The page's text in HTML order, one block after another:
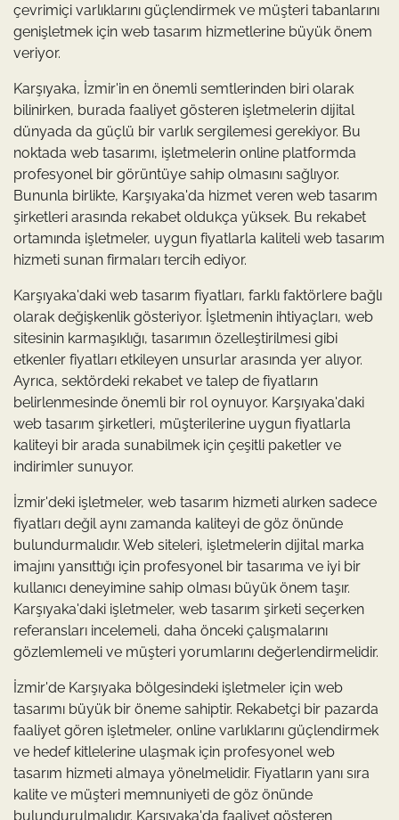
çevrimiçi varlıklarını güçlendirmek ve müşteri tabanlarını
genişletmek için web tasarım hizmetlerine büyük önem
veriyor.
Karşıyaka, İzmir'in en önemli semtlerinden biri olarak
bilinirken, burada faaliyet gösteren işletmelerin dijital
dünyada da güçlü bir varlık sergilemesi gerekiyor. Bu
noktada web tasarımı, işletmelerin online platformda
profesyonel bir görüntüye sahip olmasını sağlıyor.
Bununla birlikte, Karşıyaka'da hizmet veren web tasarım
şirketleri arasında rekabet oldukça yüksek. Bu rekabet
ortamında işletmeler, uygun fiyatlarla kaliteli web tasarım
hizmeti sunan firmaları tercih ediyor.
Karşıyaka'daki web tasarım fiyatları, farklı faktörlere bağlı
olarak değişkenlik gösteriyor. İşletmenin ihtiyaçları, web
sitesinin karmaşıklığı, tasarımın özelleştirilmesi gibi
etkenler fiyatları etkileyen unsurlar arasında yer alıyor.
Ayrıca, sektördeki rekabet ve talep de fiyatların
belirlenmesinde önemli bir rol oynuyor. Karşıyaka'daki
web tasarım şirketleri, müşterilerine uygun fiyatlarla
kaliteyi bir arada sunabilmek için çeşitli paketler ve
indirimler sunuyor.
İzmir'deki işletmeler, web tasarım hizmeti alırken sadece
fiyatları değil aynı zamanda kaliteyi de göz önünde
bulundurmalıdır. Web siteleri, işletmelerin dijital marka
imajını yansıttığı için profesyonel bir tasarıma ve iyi bir
kullanıcı deneyimine sahip olması büyük önem taşır.
Karşıyaka'daki işletmeler, web tasarım şirketi seçerken
referansları incelemeli, daha önceki çalışmalarını
gözlemlemeli ve müşteri yorumlarını değerlendirmelidir.
İzmir'de Karşıyaka bölgesindeki işletmeler için web
tasarımı büyük bir öneme sahiptir. Rekabetçi bir pazarda
faaliyet gören işletmeler, online varlıklarını güçlendirmek
ve hedef kitlelerine ulaşmak için profesyonel web
tasarım hizmeti almaya yönelmelidir. Fiyatların yanı sıra
kalite ve müşteri memnuniyeti de göz önünde
bulundurulmalıdır. Karşıyaka'da faaliyet gösteren